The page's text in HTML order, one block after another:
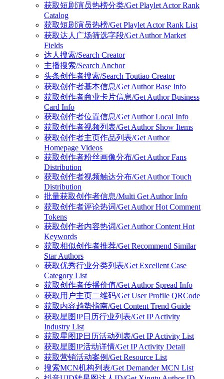
获取短剧演员热榜分类/Get Playlet Actor Rank
Catalog
获取短剧演员热榜/Get Playlet Actor Rank List
获取达人广场筛选字段/Get Author Market
Fields
达人搜索/Search Creator
主播搜索/Search Anchor
头条创作者搜索/Search Toutiao Creator
获取创作者基本信息/Get Author Base Info
获取创作者商业卡片信息/Get Author Business
Card Info
获取创作者位置信息/Get Author Local Info
获取创作者视频列表/Get Author Show Items
获取创作者主页作品列表/Get Author
Homepage Videos
获取创作者粉丝画像分布/Get Author Fans
Distribution
获取创作者视频触达分布/Get Author Touch
Distribution
批量获取创作者信息/Multi Get Author Info
获取创作者评论热词/Get Author Hot Comment
Tokens
获取创作者内容热词/Get Author Content Hot
Keywords
获取相似创作者推荐/Get Recommend Similar
Star Authors
获取优秀行业分类列表/Get Excellent Case
Category List
获取创作者传播价值/Get Author Spread Info
获取用户主页二维码/Get User Profile QRCode
获取内容趋势指南/Get Content Trend Guide
获取星图IP日历行业列表/Get IP Activity
Industry List
获取星图IP日历活动列表/Get IP Activity List
获取星图IP活动详情/Get IP Activity Detail
获取营销活动案例/Get Resource List
搜索MCN机构列表/Get Demander MCN List